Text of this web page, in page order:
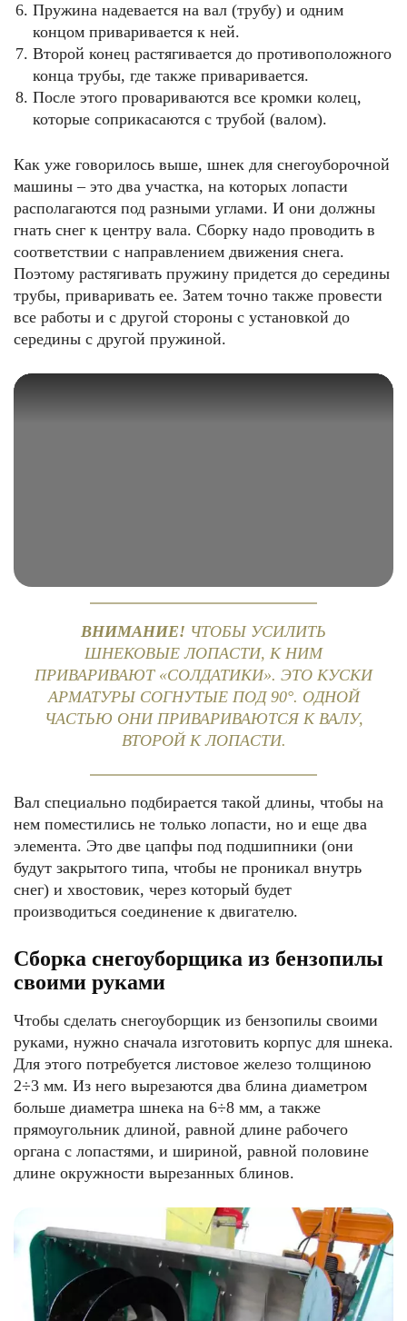
Пружина надевается на вал (трубу) и одним
концом приваривается к ней.
Второй конец растягивается до противоположного
конца трубы, где также приваривается.
После этого провариваются все кромки колец,
которые соприкасаются с трубой (валом).
Как уже говорилось выше, шнек для снегоуборочной
машины – это два участка, на которых лопасти
располагаются под разными углами. И они должны
гнать снег к центру вала. Сборку надо проводить в
соответствии с направлением движения снега.
Поэтому растягивать пружину придется до середины
трубы, приваривать ее. Затем точно также провести
все работы и с другой стороны с установкой до
середины с другой пружиной.
ВНИМАНИЕ! ЧТОБЫ УСИЛИТЬ
ШНЕКОВЫЕ ЛОПАСТИ, К НИМ
ПРИВАРИВАЮТ «СОЛДАТИКИ». ЭТО КУСКИ
АРМАТУРЫ СОГНУТЫЕ ПОД 90°. ОДНОЙ
ЧАСТЬЮ ОНИ ПРИВАРИВАЮТСЯ К ВАЛУ,
ВТОРОЙ К ЛОПАСТИ.
Вал специально подбирается такой длины, чтобы на
нем поместились не только лопасти, но и еще два
элемента. Это две цапфы под подшипники (они
будут закрытого типа, чтобы не проникал внутрь
снег) и хвостовик, через который будет
производиться соединение к двигателю.
Сборка снегоуборщика из бензопилы
своими руками
Чтобы сделать снегоуборщик из бензопилы своими
руками, нужно сначала изготовить корпус для шнека.
Для этого потребуется листовое железо толщиною
2÷3 мм. Из него вырезаются два блина диаметром
больше диаметра шнека на 6÷8 мм, а также
прямоугольник длиной, равной длине рабочего
органа с лопастями, и шириной, равной половине
длине окружности вырезанных блинов.